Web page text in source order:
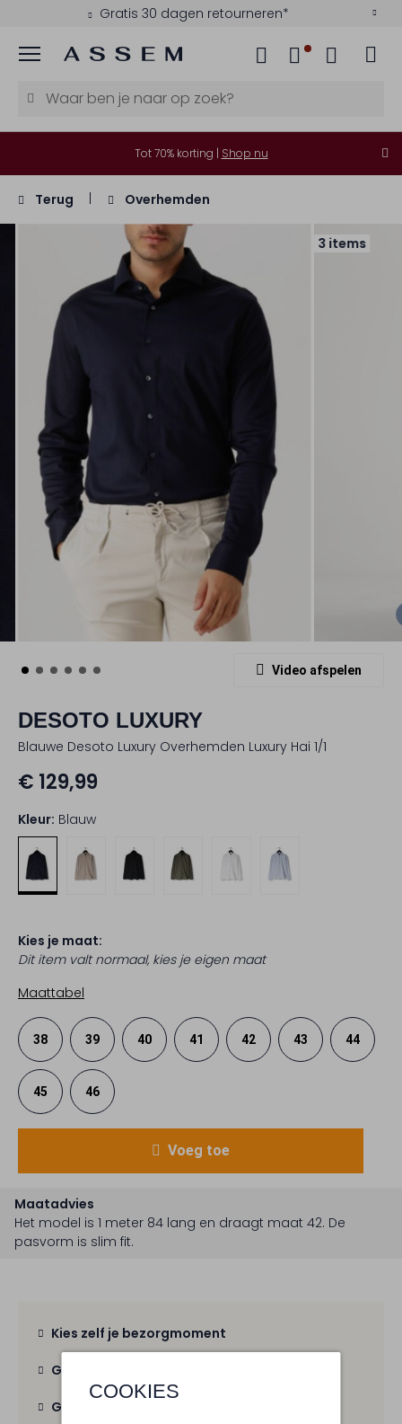
Gratis 30 dagen retourneren*
Menu
COOKIES
Tot 70% korting | Shop nu
Terug Overhemden
3 items
Video afspelen
DESOTO LUXURY
Blauwe Desoto Luxury Overhemden Luxury Hai 1/1
€ 129,99
Kleur: Blauw
Kies je maat:
Dit item valt normaal, kies je eigen maat
Maattabel
38 39 40 41 42 43 44
45 46
Voeg toe
Maatadvies
Het model is 1 meter 84 lang en draagt maat 42. De
pasvorm is slim fit.
Kies zelf je bezorgmoment
Gratis verzending
Gratis retour